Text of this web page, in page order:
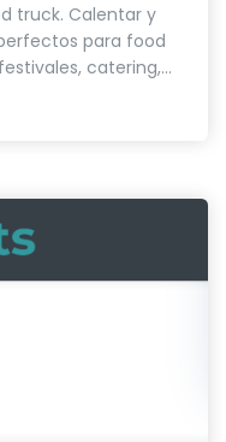
truck. Calentar y
para food
catering,...